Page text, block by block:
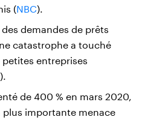
(NBC).
demandes de prêts
catastrophe a touché
entreprises
).
de 400 % en mars 2020,
plus importante menace